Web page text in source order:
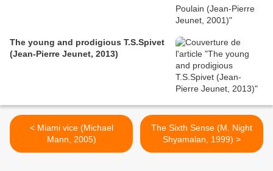
The young and prodigious T.S.Spivet
(Jean-Pierre Jeunet, 2013)
< Miami vice (Michael
Mann, 2005)
The Sixth Sense (M. Night
Shyamalan, 1999) >